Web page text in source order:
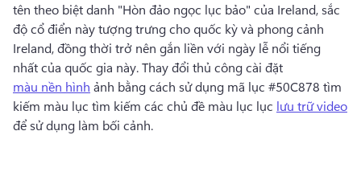
tên theo biệt danh "Hòn đảo ngọc lục bảo" của Ireland, sắc
độ cổ điển này tượng trưng cho quốc kỳ và phong cảnh
Ireland, đồng thời trở nên gắn liền với ngày lễ nổi tiếng
nhất của quốc gia này. Thay đổi thủ công cài đặt
màu nền hình ảnh bằng cách sử dụng mã lục #50C878 tìm
kiếm màu lục tìm kiếm các chủ đề màu lục lục lưu trữ video
để sử dụng làm bối cảnh.